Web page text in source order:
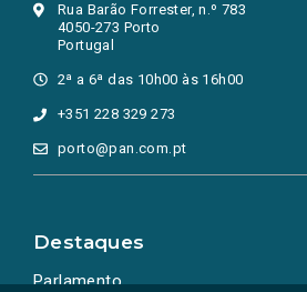
Rua Barão Forrester, n.º 783
4050-273 Porto
Portugal
2ª a 6ª das 10h00 às 16h00
+351 228 329 273
porto@pan.com.pt
Destaques
Parlamento